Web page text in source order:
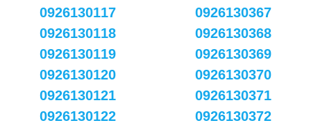
0926130117
0926130118
0926130119
0926130120
0926130121
0926130122
0926130367
0926130368
0926130369
0926130370
0926130371
0926130372